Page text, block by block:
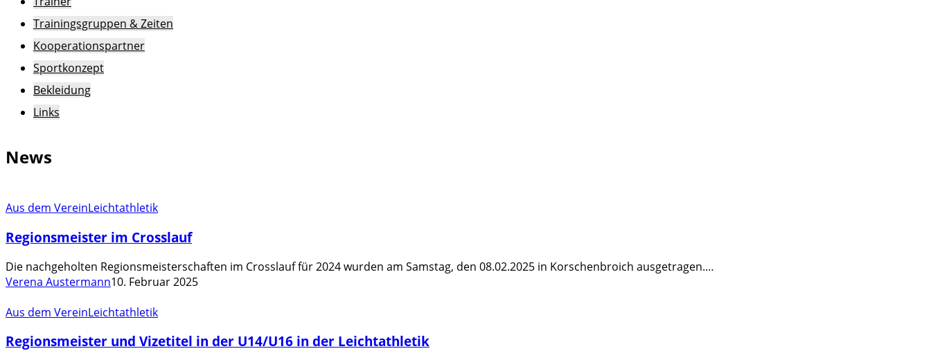
Trainingsgruppen & Zeiten
Kooperationspartner
Sportkonzept
Bekleidung
Links
News
Regionsmeister
Crosslauf
Aus dem VereinLeichtathletik
Regionsmeister im Crosslauf
Die nachgeholten Regionsmeisterschaften im Crosslauf für 2024 wurden am Samstag, den 08.02.2025 in Korschenbroich ausgetragen.…
Verena Austermann10. Februar 2025
Regionsmeister
Vizetitel
Aus dem VereinLeichtathletik
Regionsmeister und Vizetitel in der U14/U16 in der Leichtathletik